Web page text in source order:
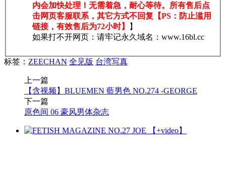
内会加快处理！无需着急，耐心等待。所有售后点
击网页客服联系，其它方式不回复【PS：防止滥用
链接，有效售后为72小时】
】
如果打不开网页：请牢记永久域名：www.16bl.cc
标签： ZEECHAN 全见版 台湾写真
上一篇
【含视频】BLUEMEN 藍男色 NO.274 -GEORGE
下一篇
原色间 06 豪风男体杂志